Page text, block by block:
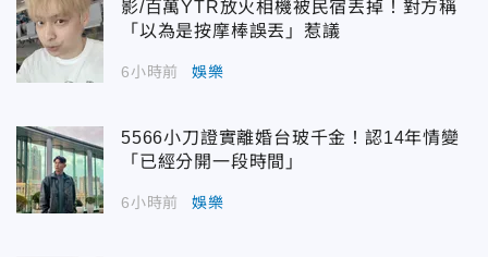
影/百萬YTR放火相機被民宿丟掉！對方稱
「以為是按摩棒誤丟」惹議
6小時前 娛樂
5566小刀證實離婚台玻千金！認14年情變
「已經分開一段時間」
6小時前 娛樂